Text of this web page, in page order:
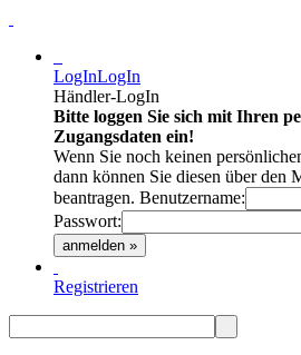
LogInLogIn
Händler-LogIn
Bitte loggen Sie sich mit Ihren
Zugangsdaten ein!
Wenn Sie noch keinen
dann können Sie diesen über den
beantragen. Benutzername:
Passwort:
anmelden »
Registrieren